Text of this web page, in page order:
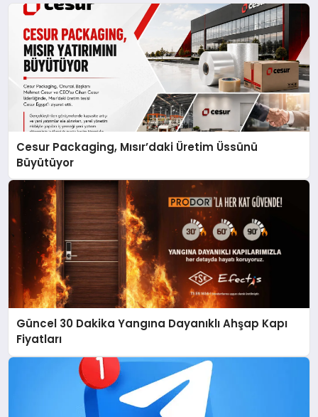
Cesur Packaging, Mısır’daki Üretim Üssünü
Büyütüyor
Güncel 30 Dakika Yangına Dayanıklı Ahşap Kapı
Fiyatları